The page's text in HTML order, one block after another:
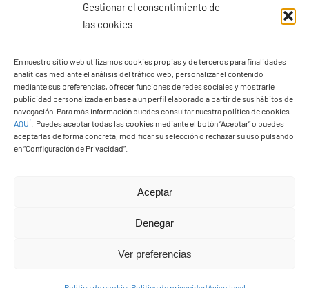
Gestionar el consentimiento de
las cookies
En nuestro sitio web utilizamos cookies propias y de terceros para finalidades
analíticas mediante el análisis del tráfico web, personalizar el contenido
mediante sus preferencias, ofrecer funciones de redes sociales y mostrarle
publicidad personalizada en base a un perfil elaborado a partir de sus hábitos de
navegación. Para más información puedes consultar nuestra política de cookies
AQUÍ
Puedes aceptar todas las cookies mediante el botón “Aceptar” o puedes
aceptarlas de forma concreta, modificar su selección o rechazar su uso pulsando
en “Configuración de Privacidad”.
Aceptar
Denegar
Ver preferencias
Ayuntamiento de Yaiza
Pza. de Los Remedios, 1
35570 – Yaiza
Tel:928 83 62 20
© Copyright2026 Ayuntamiento de Yaiza - Todos los